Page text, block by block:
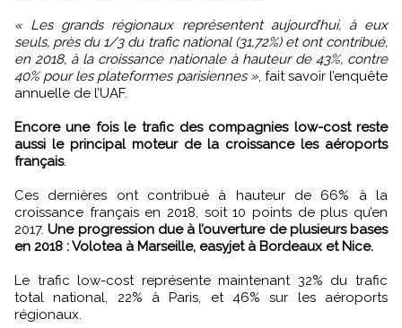
« Les grands régionaux représentent aujourd’hui, à eux
seuls, près du 1/3 du trafic national (31,72%) et ont contribué,
en 2018, à la croissance nationale à hauteur de 43%, contre
40% pour les plateformes parisiennes », fait savoir l’enquête
annuelle de l’UAF.
Encore une fois le trafic des compagnies low-cost reste
aussi le principal moteur de la croissance les aéroports
français.
Ces dernières ont contribué à hauteur de 66% à la
croissance français en 2018, soit 10 points de plus qu’en
2017.Une progression due à l’ouverture de plusieurs bases
en 2018 : Volotea à Marseille, easyjet à Bordeaux et Nice.
Le trafic low-cost représente maintenant 32% du trafic
total national, 22% à Paris, et 46% sur les aéroports
régionaux.